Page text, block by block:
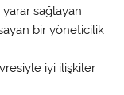
sağlayan
bir yöneticilik
iyi ilişkiler